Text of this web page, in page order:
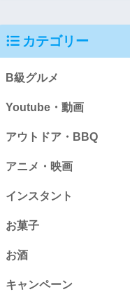
カテゴリー
B級グルメ
Youtube・動画
アウトドア・BBQ
アニメ・映画
インスタント
お菓子
お酒
キャンペーン